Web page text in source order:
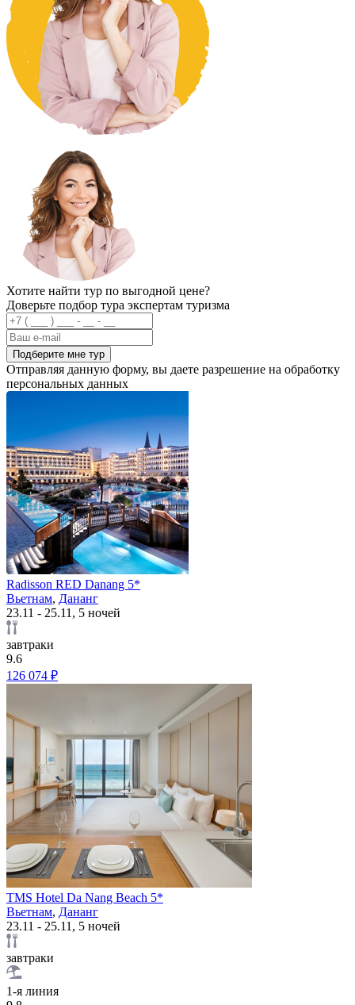
Хотите найти тур по выгодной цене?
Доверьте подбор тура экспертам туризма
Подберите мне тур
Отправляя данную форму, вы даете разрешение на обработку
персональных данных
Radisson RED Danang 5*
Вьетнам, Дананг
23.11 - 25.11, 5 ночей
завтраки
9.6
126 074 ₽
TMS Hotel Da Nang Beach 5*
Вьетнам, Дананг
23.11 - 25.11, 5 ночей
завтраки
1-я линия